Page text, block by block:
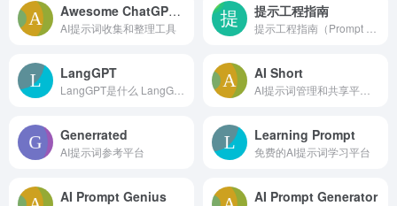
Awesome ChatGPT Prompts
AI提示词收集和整理工具
提示工程指南
LangGPT AI Short
Generrated
AI提示词参考平台
Learning Prompt
免费的AI提示词学习平台
AI Prompt Genius AI Prompt Generator